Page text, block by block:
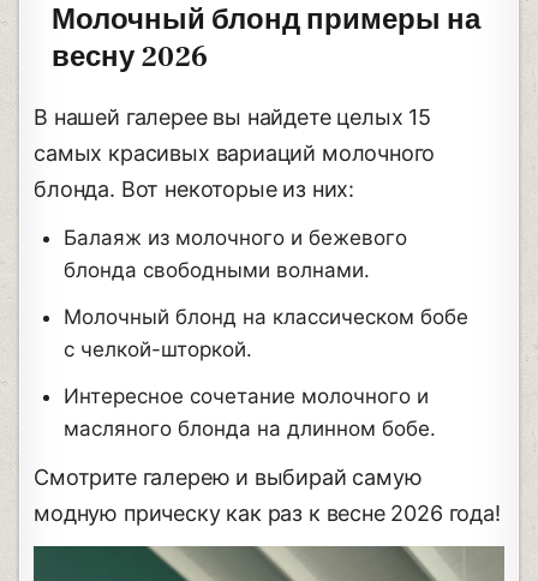
Молочный блонд примеры на
весну 2026
В нашей галерее вы найдете целых 15
самых красивых вариаций молочного
блонда. Вот некоторые из них:
Балаяж из молочного и бежевого
блонда свободными волнами.
Молочный блонд на классическом бобе
с челкой-шторкой.
Интересное сочетание молочного и
масляного блонда на длинном бобе.
Смотрите галерею и выбирай самую
модную прическу как раз к весне 2026 года!